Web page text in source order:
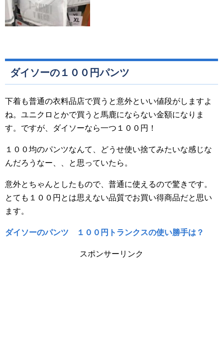
ダイソーの１００円パンツ
下着も普通の衣料品店で買うと意外といい値段がしますよ
ね。ユニクロとかで買うと馬鹿にならない金額になりま
す。ですが、ダイソーなら一つ１００円！
１００均のパンツなんて、どうせ使い捨てみたいな感じな
んだろうなー、、と思っていたら。
意外とちゃんとしたもので、普通に使えるので驚きです。
とても１００円とは思えない品質でお買い得商品だと思い
ます。
ダイソーのパンツ １００円トランクスの使い勝手は？
スポンサーリンク